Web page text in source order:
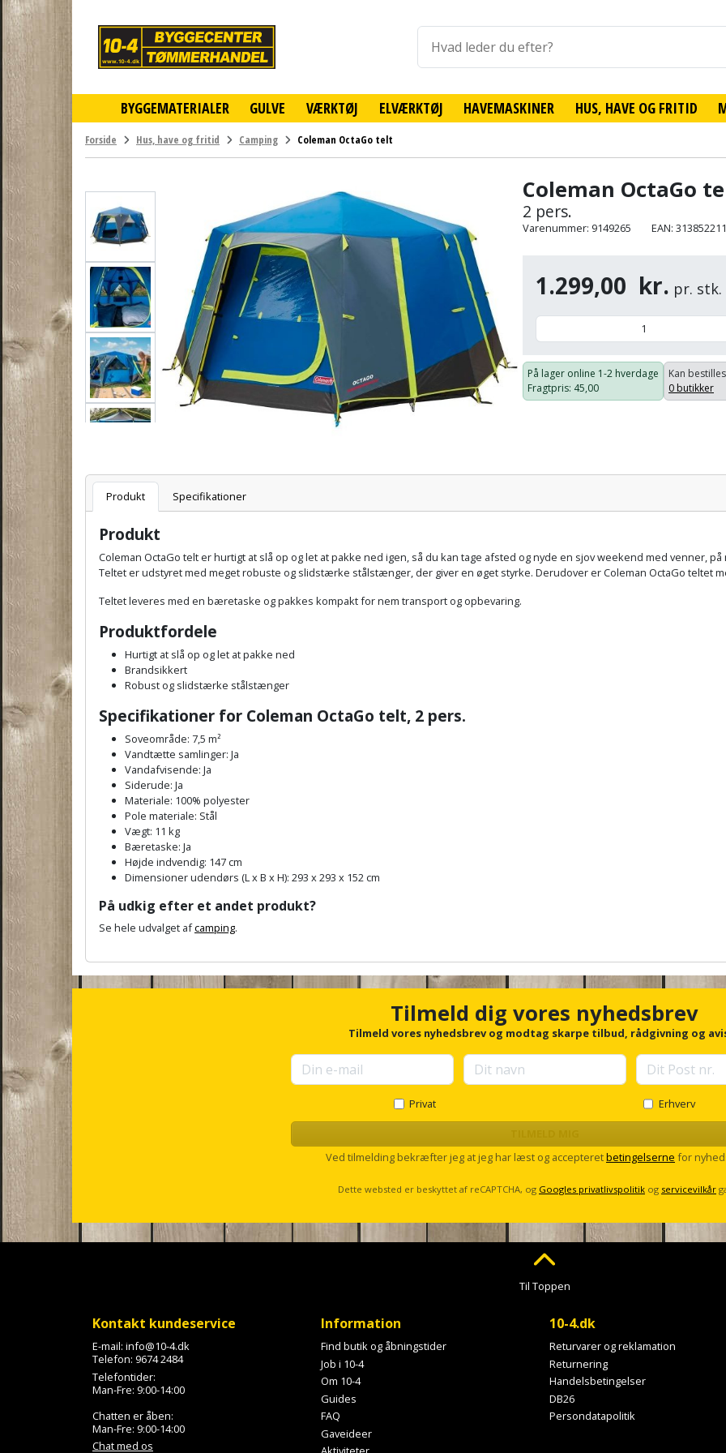
BYGGEMATERIALER GULVE VÆRKTØJ ELVÆRKTØJ HAVEMASKINER HUS, HAVE OG FRITID
online
byggemarked
og
tømmerhandel
-
byg
Forside Hus, have og fritid Camping Coleman OctaGo telt
Coleman OctaGo
2 pers.
Varenummer: 9149265 EAN:
1.299,00 kr. pr. stk.
På lager online 1-2 hverdage
Fragtpris: 45,00
Kan
0 butikker
Varenummer
Pris:
Produkt
Specifikationer
Produkt
Coleman OctaGo telt er hurtigt at slå op og let at pakke ned igen, så du kan tage afsted og nyde en sjov weekend med venner,
Teltet er udstyret med meget robuste og slidstærke stålstænger, der giver en øget styrke. Derudover er Coleman OctaGo teltet
Teltet leveres med en bæretaske og pakkes kompakt for nem transport og opbevaring.
Produktfordele
Hurtigt at slå op og let at pakke ned
Brandsikkert
Robust og slidstærke stålstænger
Specifikationer for Coleman OctaGo telt, 2 pers.
Soveområde: 7,5 m²
Vandtætte samlinger: Ja
Vandafvisende: Ja
Siderude: Ja
Materiale: 100% polyester
Pole materiale: Stål
Vægt: 11 kg
Bæretaske: Ja
Højde indvendig: 147 cm
Dimensioner udendørs (L x B x H): 293 x 293 x 152 cm
På udkig efter et andet produkt?
Se hele udvalget afcamping.
c
Tilmeld dig vores nyhedsbrev
Tilmeld vores nyhedsbrev og modtag skarpe tilbud, rådgivning og
Privat Erhverv
Ved tilmelding bekræfter jeg at jeg har læst og accepteretbetingelserne for
Dette websted er beskyttet af reCAPTCHA, og Googles privatlivspolitik og servicevilkår
Til Toppen
Kontakt kundeservice
E-mail: info@10-4.dk
Telefon: 9674 2484
Telefontider:
Man-Fre: 9:00-14:00
Chatten er åben:
Man-Fre: 9:00-14:00
Chat med os
Information
Find butik og åbningstider
Job i 10-4
Om 10-4
Guides
FAQ
Gaveideer
10-4.dk
Returvarer og reklamation
Returnering
Handelsbetingelser
DB26
Persondatapolitik